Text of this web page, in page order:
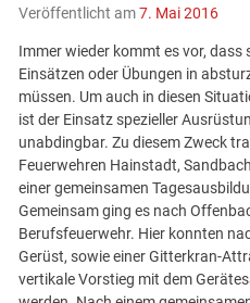
Veröffentlicht am7. Mai 2016
Immer wieder kommt es vor,
Einsätzen oder Übungen in
müssen. Um auch in diesen
ist der Einsatz spezieller
unabdingbar. Zu diesem Zweck
Feuerwehren Hainstadt,
einer gemeinsamen
Gemeinsam ging es nach
Berufsfeuerwehr. Hier konnten
Gerüst, sowie einer Gitterkran-
vertikale Vorstieg mit dem